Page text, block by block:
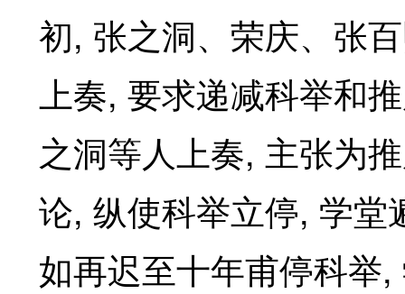
初, 张之洞、荣庆、张
上奏, 要求递减科举和
之洞等人上奏, 主张为
论, 纵使科举立停, 学堂
如再迟至十年甫停科举,